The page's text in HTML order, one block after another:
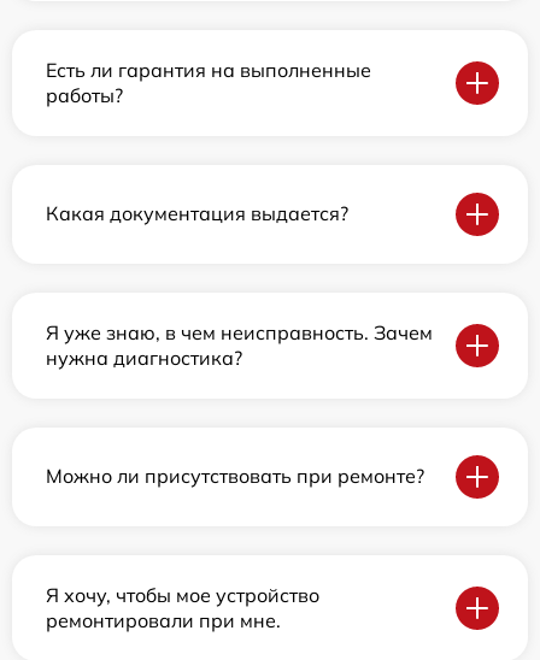
Есть ли гарантия на выполненные
работы?
Какая документация выдается?
Я уже знаю, в чем неисправность. Зачем
нужна диагностика?
Можно ли присутствовать при ремонте?
Я хочу, чтобы мое устройство
ремонтировали при мне.